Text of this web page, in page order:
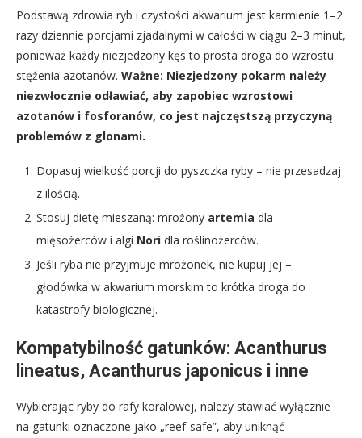
Podstawą zdrowia ryb i czystości akwarium jest karmienie 1–2
razy dziennie porcjami zjadalnymi w całości w ciągu 2–3 minut,
ponieważ każdy niezjedzony kęs to prosta droga do wzrostu
stężenia azotanów. Ważne: Niezjedzony pokarm należy
niezwłocznie odławiać, aby zapobiec wzrostowi
azotanów i fosforanów, co jest najczęstszą przyczyną
problemów z glonami.
Dopasuj wielkość porcji do pyszczka ryby – nie przesadzaj
z ilością.
Stosuj dietę mieszaną: mrożony artemia dla
mięsożerców i algi Nori dla roślinożerców.
Jeśli ryba nie przyjmuje mrożonek, nie kupuj jej –
głodówka w akwarium morskim to krótka droga do
katastrofy biologicznej.
Kompatybilność gatunków: Acanthurus
lineatus, Acanthurus japonicus i inne
Wybierając ryby do rafy koralowej, należy stawiać wyłącznie
na gatunki oznaczone jako „reef-safe”, aby uniknąć